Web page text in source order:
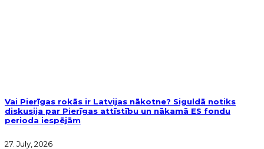
Vai Pierīgas rokās ir Latvijas nākotne? Siguldā notiks
diskusija par Pierīgas attīstību un nākamā ES fondu
perioda iespējām
27. July, 2026